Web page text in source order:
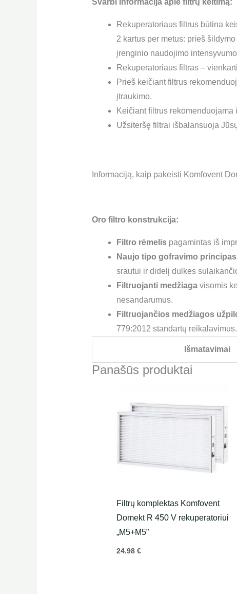
Rekuperatoriaus filtrus būtina
2 kartus per metus: prieš
įrenginio naudojimo
Rekuperatoriaus filtras –
Prieš keičiant filtrus
įtraukimo.
Keičiant filtrus
Užsiteršę filtrai išbalansuoja
Informaciją, kaip pakeisti Komfovent
Oro filtro konstrukcija:
Filtro rėmelispagamintas iš
Naujo tipo gofravimo
srautui ir didelį dulkes
Filtruojanti medžiagavisomis
nesandarumus.
Filtruojančios medžiagos
779:2012 standartų reikalavimus.
Išmatavimai
Panašūs produktai
Filtrų komplektas Komfovent
Domekt R 450 V rekuperatoriui
„M5+M5”
24.98 €